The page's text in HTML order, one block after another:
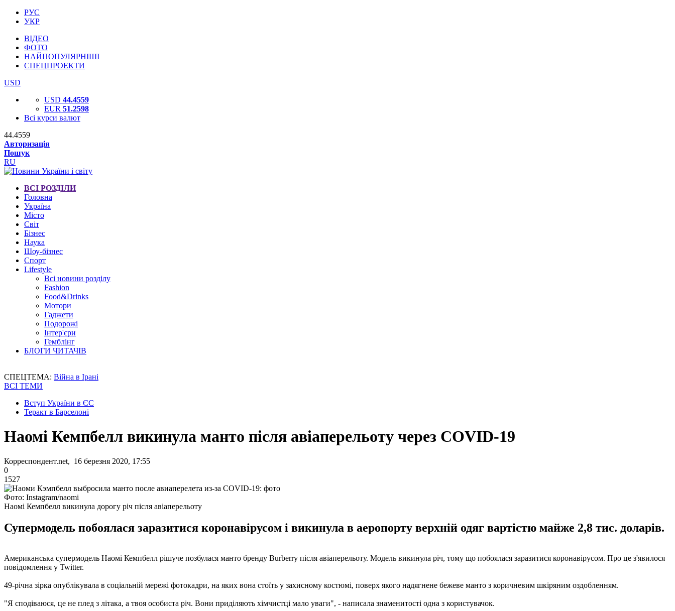
РУС
УКР
ВІДЕО
ФОТО
НАЙПОПУЛЯРНІШІ
СПЕЦПРОЕКТИ
USD
USD 44.4559
EUR 51.2598
Всі курси валют
44.4559
Авторизація
Пошук
RU
ВСІ РОЗДІЛИ
Головна
Україна
Місто
Світ
Бізнес
Наука
Шоу-бізнес
Спорт
Lifestyle
Всі новини розділу
Fashion
Food&Drinks
Мотори
Гаджети
Подорожі
Інтер'єри
Гемблінг
БЛОГИ ЧИТАЧІВ
СПЕЦТЕМА: Війна в Ірані
ВСІ ТЕМИ
Вступ України в ЄС
Теракт в Барселоні
Наомі Кемпбелл викинула манто після авіаперельоту через COVID-19
Корреспондент.net, 16 березня 2020, 17:55
0
1527
Фото: Instagram/naomi
Наомі Кемпбелл викинула дорогу річ після авіаперельоту
Супермодель побоялася заразитися коронавірусом і викинула в аеропорту верхній одяг вартістю майже 2,8 тис. доларів.
Американська супермодель Наомі Кемпбелл рішуче позбулася манто бренду Burberry після авіаперельоту. Модель викинула річ, тому що побоялася заразитися коронавірусом. Про це з'явилося
повідомлення у Twitter.
49-річна зірка опублікувала в соціальній мережі фотокадри, на яких вона стоїть у захисному костюмі, поверх якого надягнене бежеве манто з коричневим шкіряним оздобленням.
"Я сподіваюся, це не плед з літака, а твоя особиста річ. Вони приділяють хімчистці мало уваги", - написала знаменитості одна з користувачок.